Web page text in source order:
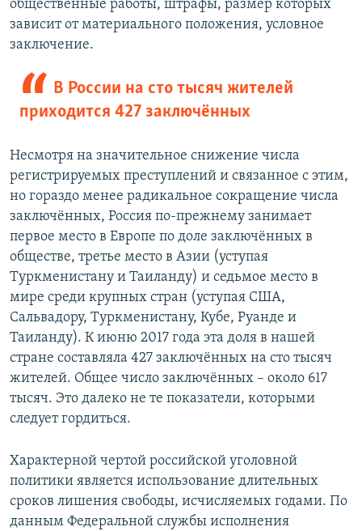
общественные работы, штрафы, размер которых
зависит от материального положения, условное
заключение.
В России на сто тысяч жителей
приходится 427 заключённых
Несмотря на значительное снижение числа
регистрируемых преступлений и связанное с этим,
но гораздо менее радикальное сокращение числа
заключённых, Россия по-прежнему занимает
первое место в Европе по доле заключённых в
обществе, третье место в Азии (уступая
Туркменистану и Таиланду) и седьмое место в
мире среди крупных стран (уступая США,
Сальвадору, Туркменистану, Кубе, Руанде и
Таиланду). К июню 2017 года эта доля в нашей
стране составляла 427 заключённых на сто тысяч
жителей. Общее число заключённых – около 617
тысяч. Это далеко не те показатели, которыми
следует гордиться.
Характерной чертой российской уголовной
политики является использование длительных
сроков лишения свободы, исчисляемых годами. По
данным Федеральной службы исполнения